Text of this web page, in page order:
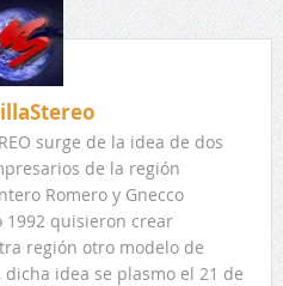
surge de la idea de dos
de la región
Romero y Gnecco
1992 quisieron crear
región otro modelo de
idea se plasmo el 21 de